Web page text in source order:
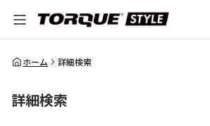
全体検索
ホーム 詳細検索
詳細検索